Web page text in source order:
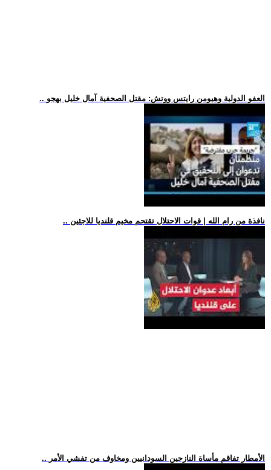
.. العفو الدولية وهيومن رايتس ووتش: مقتل الصحفية آمال خليل بهجو
.. نافذة من رام الله | قوات الاحتلال تقتحم مخيم قلنديا للاجئين
.. الأمطار تفاقم مأساة النازحين السودانيين ومخاوف من تفشي الأمر